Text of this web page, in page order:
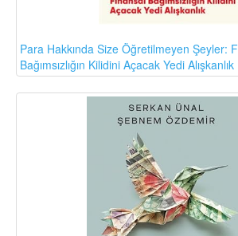
Para Hakkında Size Öğretilmeyen Şeyler:
Bağımsızlığın Kilidini Açacak Yedi Alışkanlık